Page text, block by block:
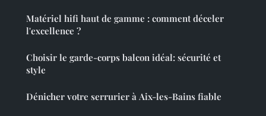
Matériel hifi haut de gamme : comment déceler
l'excellence ?
Choisir le garde-corps balcon idéal: sécurité et
style
Dénicher votre serrurier à Aix-les-Bains fiable